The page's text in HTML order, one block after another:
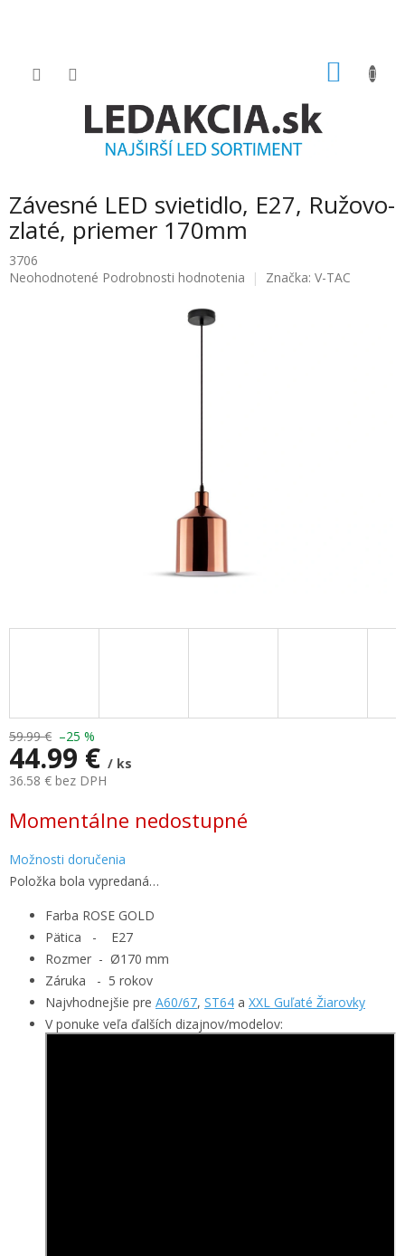
Závesné LED svietidlo, E27, Ružovo-
zlaté, priemer 170mm
3706
Priemerné
Neohodnotené Podrobnosti hodnotenia Značka: V-TAC
59.99 € –25 %
44.99 € / ks
36.58 € bez DPH
cena:
Momentálne nedostupné
Možnosti doručenia
Položka bola vypredaná…
Farba ROSE GOLD
Pätica - E27
Rozmer - Ø170 mm
Záruka - 5 rokov
Najvhodnejšie pre A60/67, ST64 a XXL Guľaté Žiarovky
V ponuke veľa ďalších dizajnov/modelov: